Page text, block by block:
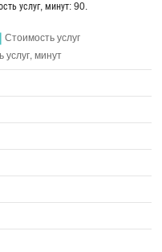
услуг, минут: 90.